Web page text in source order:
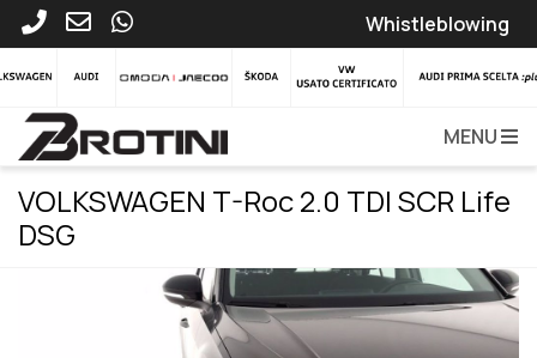
Whistleblowing
MENU
VOLKSWAGEN T-Roc 2.0 TDI SCR Life
DSG